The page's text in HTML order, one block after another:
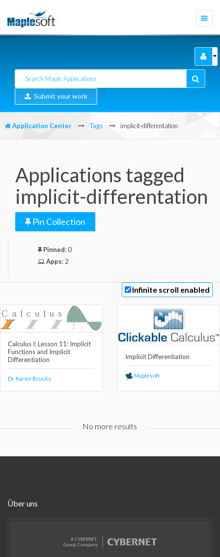
Submit your work
Application Center Tags implicit-differentation
Applications tagged
implicit-differentation
Pin Collection
Pinned:0
Apps: 2
Infinite scroll enabled
Calculus I: Lesson 11: Implicit
Functions and Implicit
Differentiation
Dr. Karen Brucks
Implicit Differentiation
Maplesoft
No more results
Über uns